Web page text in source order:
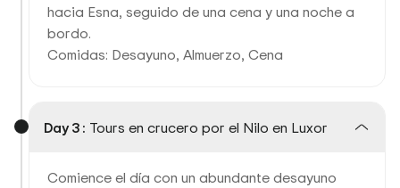
hacia Esna, seguido de una cena y una noche a
bordo.
Comidas: Desayuno, Almuerzo, Cena
Day 3 : Tours en crucero por el Nilo en Luxor
Comience el día con un abundante desayuno